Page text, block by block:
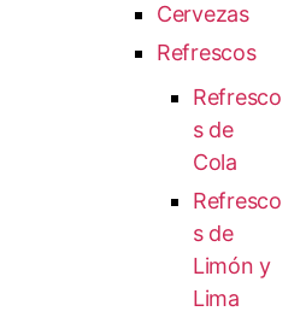
Cervezas
Refrescos
Refresco
s de
Cola
Refresco
s de
Limón y
Lima